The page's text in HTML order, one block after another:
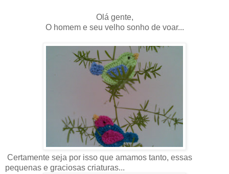
Olá gente,
O homem e seu velho sonho de voar...
Certamente seja por isso que amamos tanto, essas
pequenas e graciosas criaturas...